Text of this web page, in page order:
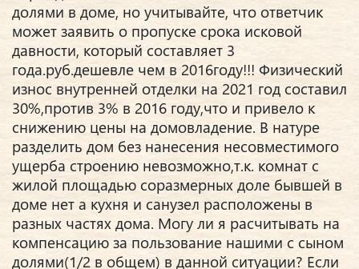
долями в доме, но учитывайте, что ответчик
может заявить о пропуске срока исковой
давности, который составляет 3
года.руб.дешевле чем в 2016году!!! Физический
износ внутренней отделки на 2021 год составил
30%,против 3% в 2016 году,что и привело к
снижению цены на домовладение. В натуре
разделить дом без нанесения несовместимого
ущерба строению невозможно,т.к. комнат с
жилой площадью соразмерных доле бывшей в
доме нет а кухня и санузел расположены в
разных частях дома. Могу ли я расчитывать на
компенсацию за пользование нашими с сыном
долями(1/2 в общем) в данной ситуации? Если